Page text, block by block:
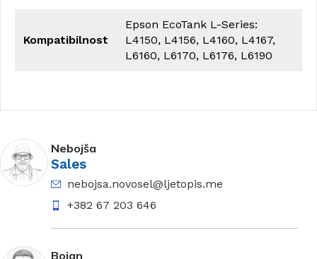
Kompatibilnost
Epson EcoTank L-Series:
L4150, L4156, L4160, L4167,
L6160, L6170, L6176, L6190
Nebojša
Sales
nebojsa.novosel@ljetopis.me
+382 67 203 646
Bojan